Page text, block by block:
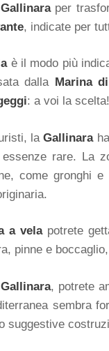
per
, indicate per
è il modo più
dalla Marina
: a voi la scelta!
laGallinaraha
rare. La
come gronghi
a velapotrete
pinne e
Gallinara, potrete
sembra
suggestive